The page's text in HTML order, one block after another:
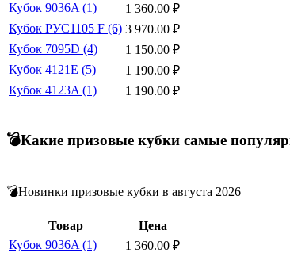
Кубок 9036A (1)
1 360.00 ₽
Кубок РУС1105 F (6) 3 970.00 ₽
Кубок 7095D (4)
1 150.00 ₽
Кубок 4121E (5)
1 190.00 ₽
Кубок 4123A (1)
1 190.00 ₽
💣Какие призовые кубки самые
💣Новинки призовые кубки в августа 2026
Товар
Цена
Кубок 9036A (1)
1 360.00 ₽